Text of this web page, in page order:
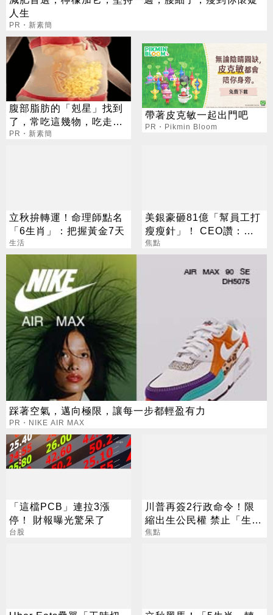
人生
PR・新素簡
腹部脂肪的「剋星」找到
了，常吃這幾物，吃走大
肚囊，瘦出小蠻腰
PR・新素簡
帶著皮克敏一起出門吧
PR・Pikmin Bloom
立秋拚轉運！命理師點名
「6生肖」：把握黃金7天
生活
美銀豪砸81億「幫員工打
瘦瘦針」！ CEO讚：一
項值得的投資
焦點
踩著空氣，邁向極限，讓每一步都輕盈有力
PR・NIKE AIR MAX
「這檔PCB」連拉3漲
停！ 財報曝光驚呆了
台股
川普再簽2行政命令！限
縮出生公民權 禁止「生育
旅遊」
焦點